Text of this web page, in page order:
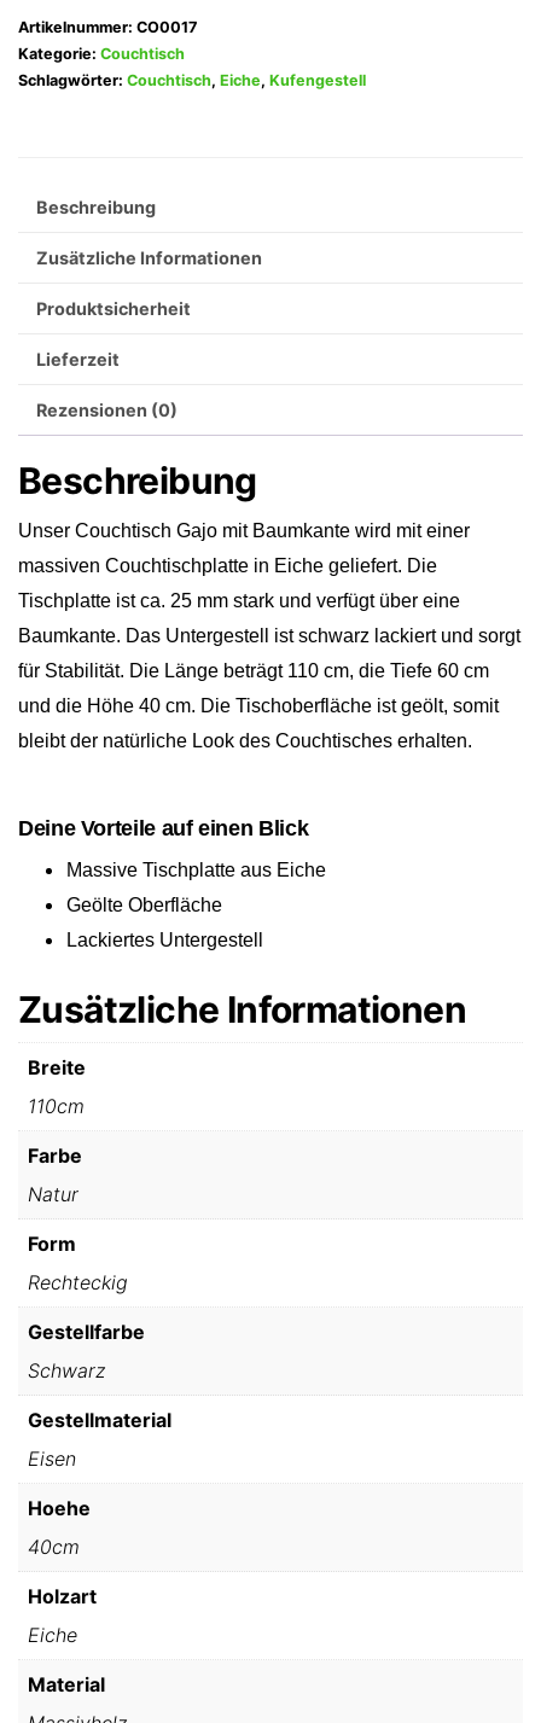
mit
Baumkante
in
Artikelnummer: CO0017
Kategorie: Couchtisch
Schlagwörter: Couchtisch, Eiche, Kufengestell
Beschreibung
Zusätzliche Informationen
Produktsicherheit
Lieferzeit
Rezensionen (0)
Beschreibung
Unser Couchtisch Gajo mit Baumkante wird mit einer
massiven Couchtischplatte in Eiche geliefert. Die
Tischplatte ist ca. 25 mm stark und verfügt über eine
Baumkante. Das Untergestell ist schwarz lackiert und sorgt
für Stabilität. Die Länge beträgt 110 cm, die Tiefe 60 cm
und die Höhe 40 cm. Die Tischoberfläche ist geölt, somit
bleibt der natürliche Look des Couchtisches erhalten.
Deine Vorteile auf einen Blick
Massive Tischplatte aus Eiche
Geölte Oberfläche
Lackiertes Untergestell
Zusätzliche Informationen
Breite
110cm
Farbe
Natur
Form
Rechteckig
Gestellfarbe
Schwarz
Gestellmaterial
Eisen
Hoehe
40cm
Holzart
Eiche
Material